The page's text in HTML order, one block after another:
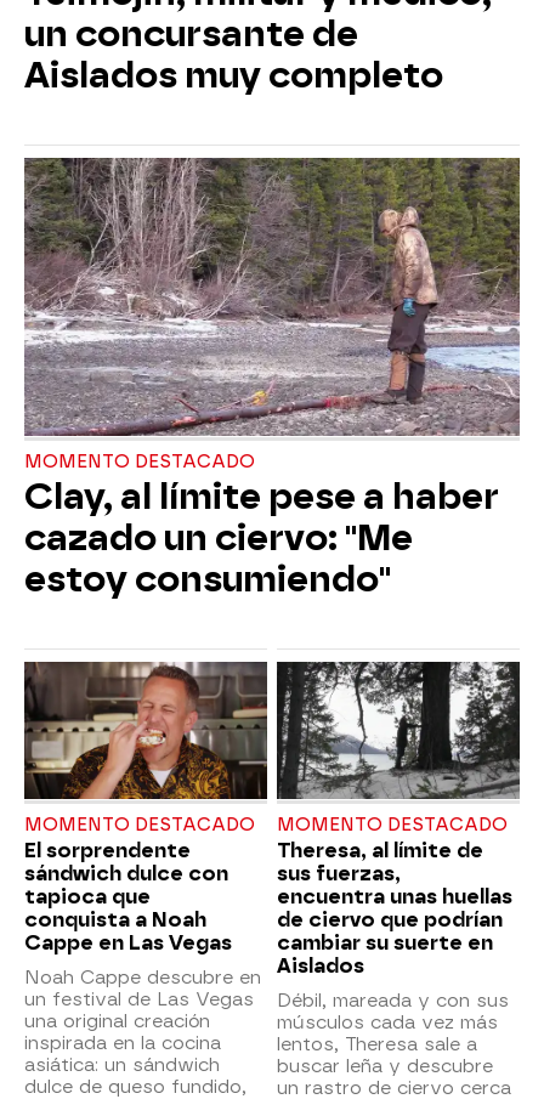
un concursante de
Aislados muy completo
MOMENTO DESTACADO
Clay, al límite pese a haber
cazado un ciervo: "Me
estoy consumiendo"
MOMENTO DESTACADO
El sorprendente
sándwich dulce con
tapioca que
conquista a Noah
Cappe en Las Vegas
Noah Cappe descubre en
un festival de Las Vegas
una original creación
inspirada en la cocina
asiática: un sándwich
dulce de queso fundido,
MOMENTO DESTACADO
Theresa, al límite de
sus fuerzas,
encuentra unas huellas
de ciervo que podrían
cambiar su suerte en
Aislados
Débil, mareada y con sus
músculos cada vez más
lentos, Theresa sale a
buscar leña y descubre
un rastro de ciervo cerca